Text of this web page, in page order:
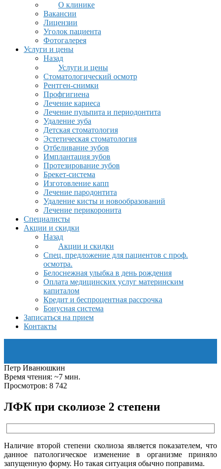
О клинике
Вакансии
Лицензии
Уголок пациента
Фотогалерея
Услуги и цены
Назад
Услуги и цены
Стоматологический осмотр
Рентген-снимки
Профгигиена
Лечение кариеса
Лечение пульпита и периодонтита
Удаление зуба
Детская стоматология
Эстетическая стоматология
Отбеливание зубов
Имплантация зубов
Протезирование зубов
Брекет-система
Изготовление капп
Лечение пародонтита
Удаление кисты и новообразований
Лечение перикоронита
Специалисты
Акции и скидки
Назад
Акции и скидки
Спец. предложение для пациентов с проф.
осмотра.
Белоснежная улыбка в день рождения
Оплата медицинских услуг материнским
капиталом
Кредит и беспроцентная рассрочка
Бонусная система
Записаться на прием
Контакты
Петр Иванюшкин
Время чтения: ~7 мин.
Просмотров: 8 742
ЛФК при сколиозе 2 степени
Наличие второй степени сколиоза является показателем, что
данное патологическое изменение в организме приняло
запущенную форму. Но такая ситуация обычно поправима.